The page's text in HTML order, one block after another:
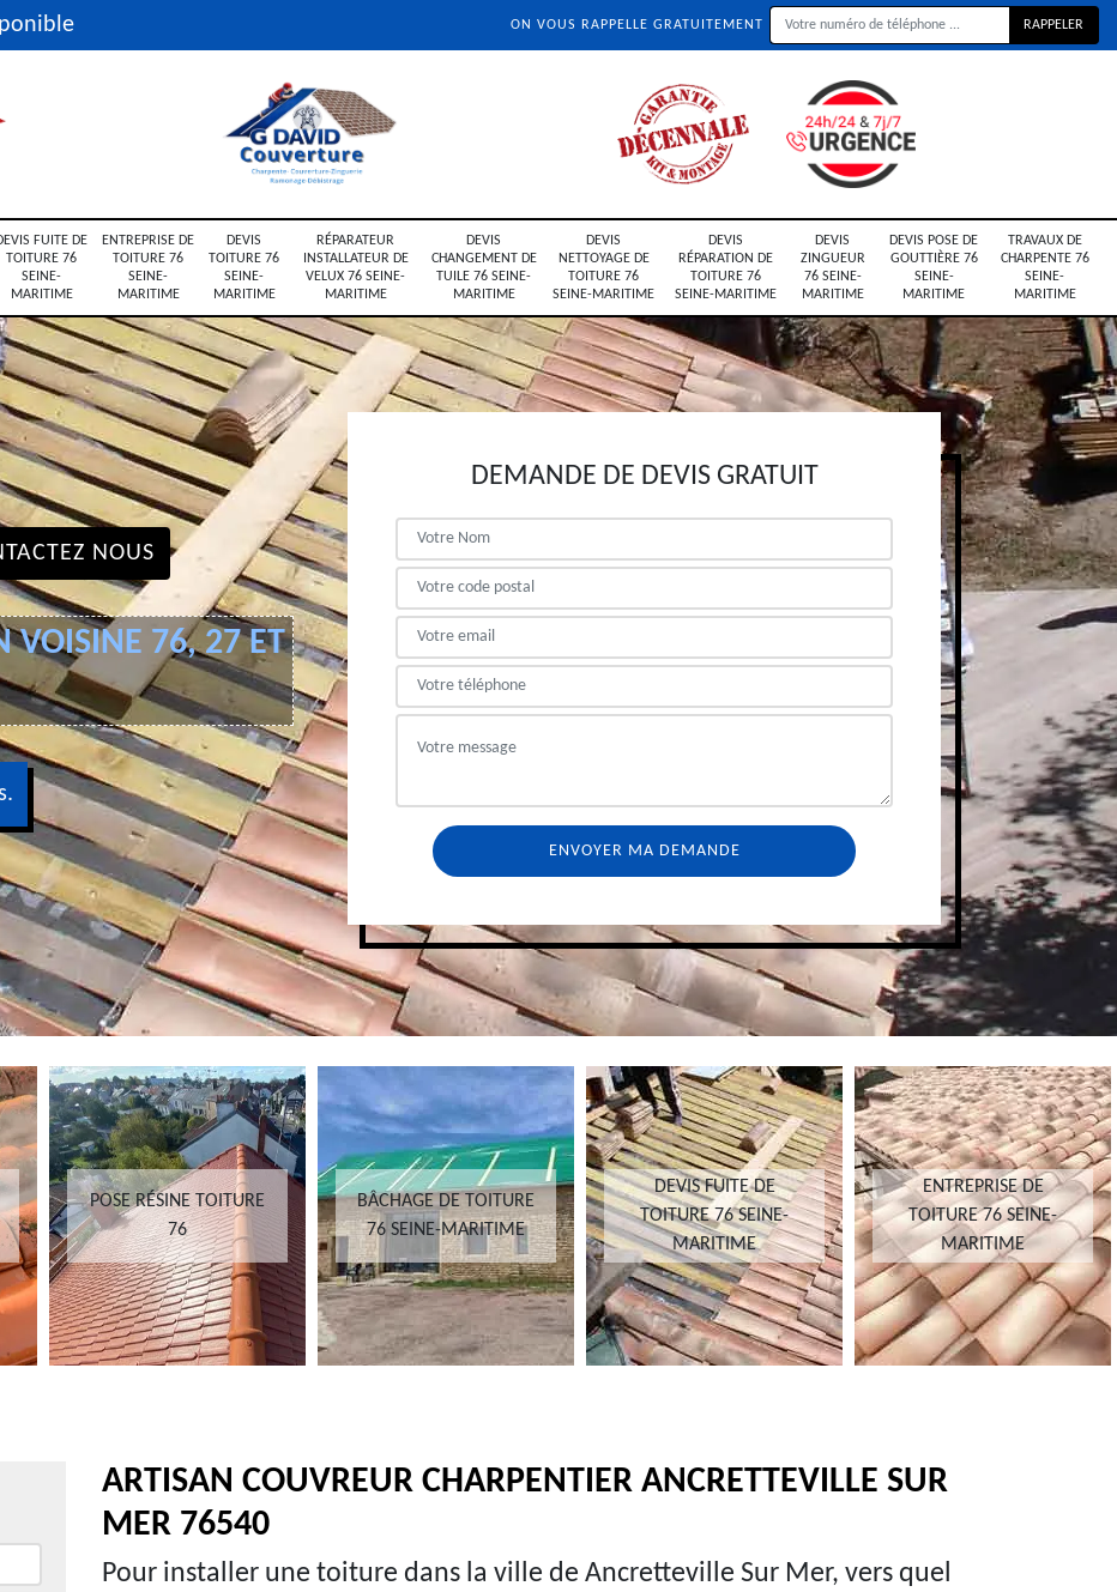
ON VOUS RAPPELLE GRATUITEMENT
FUITE DE
TOITURE 76
SEINE-
MARITIME
ENTREPRISE DE
TOITURE 76
SEINE-
MARITIME
DEVIS
TOITURE 76
SEINE-
MARITIME
RÉPARATEUR
INSTALLATEUR DE
VELUX 76 SEINE-
MARITIME
DEVIS
CHANGEMENT DE
TUILE 76 SEINE-
MARITIME
DEVIS
NETTOYAGE DE
TOITURE 76
SEINE-MARITIME
DEVIS
RÉPARATION DE
TOITURE 76
SEINE-MARITIME
DEVIS
ZINGUEUR
76 SEINE-
MARITIME
DEVIS POSE DE
GOUTTIÈRE 76
SEINE-
MARITIME
TRAVAUX DE
CHARPENTE 76
SEINE-
MARITIME
NOUS
VOISINE 76, 27 ET
DEMANDE DE DEVIS GRATUIT
POSE RÉSINE TOITURE
76
BÂCHAGE DE TOITURE
76 SEINE-MARITIME
DEVIS FUITE DE
TOITURE 76 SEINE-
MARITIME
ENTREPRISE DE
TOITURE 76 SEINE-
MARITIME
ARTISAN COUVREUR CHARPENTIER ANCRETTEVILLE SUR
MER 76540
Pour installer une toiture dans la ville de Ancretteville Sur Mer, vers quel